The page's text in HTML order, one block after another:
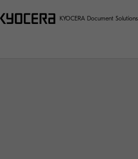
KYOCERA Document Solutions